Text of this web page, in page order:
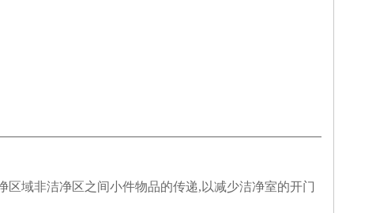
域非洁净区之间小件物品的传递,以减少洁净室的开门